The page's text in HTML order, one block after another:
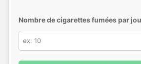
Nombre de cigarettes fumées par